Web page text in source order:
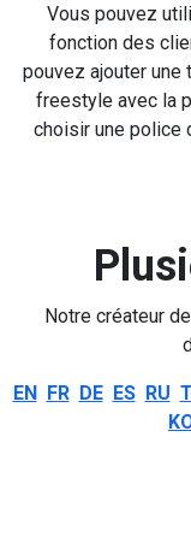
Vous pouvez
fonction des
pouvez ajouter une
freestyle avec la
choisir une police
Notre créateur
EN FR DE ES RU